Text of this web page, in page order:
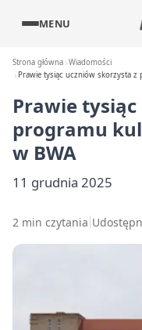
MENU
Strona główna Wiadomości
Prawie tysiąc uczniów skorzysta
Prawie
programu
w BWA
11 grudnia 2025
2 min czytania